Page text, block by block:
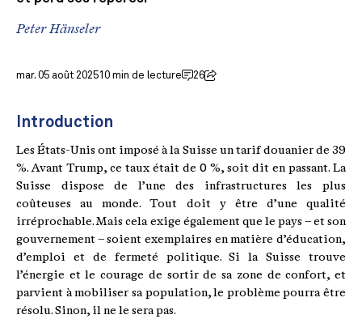
Peter Hänseler
mar. 05 août 202510 min de lecture 26
Introduction
Les États-Unis ont imposé à la Suisse un tarif douanier de 39
%. Avant Trump, ce taux était de 0 %, soit dit en passant. La
Suisse dispose de l’une des infrastructures les plus
coûteuses au monde. Tout doit y être d’une qualité
irréprochable. Mais cela exige également que le pays – et son
gouvernement – soient exemplaires en matière d’éducation,
d’emploi et de fermeté politique. Si la Suisse trouve
l’énergie et le courage de sortir de sa zone de confort, et
parvient à mobiliser sa population, le problème pourra être
résolu. Sinon, il ne le sera pas.